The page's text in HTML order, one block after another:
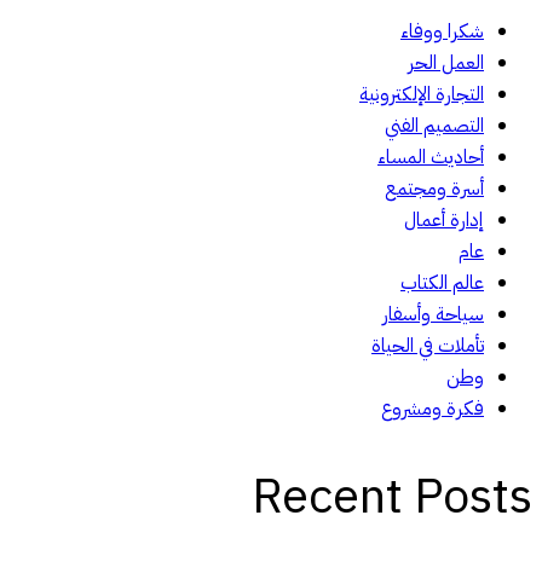
شكرا ووفاء
العمل الحر
التجارة الإلكترونية
التصميم الفني
أحاديث المساء
أسرة ومجتمع
إدارة أعمال
عام
عالم الكتاب
سياحة وأسفار
تأملات في الحياة
وطن
فكرة ومشروع
Recent Posts